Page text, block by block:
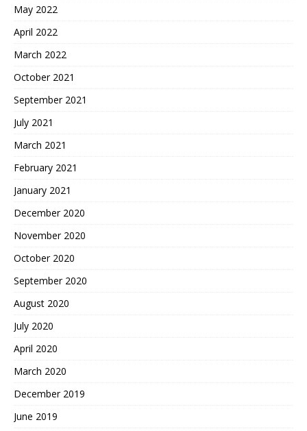
May 2022
April 2022
March 2022
October 2021
September 2021
July 2021
March 2021
February 2021
January 2021
December 2020
November 2020
October 2020
September 2020
August 2020
July 2020
April 2020
March 2020
December 2019
June 2019